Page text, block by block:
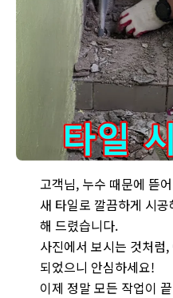
고객님, 누수 때문에 뜯
새 타일로 깔끔하게 시
해 드렸습니다.
사진에서 보시는 것처럼
되었으니 안심하세요!
이제 정말 모든 작업이